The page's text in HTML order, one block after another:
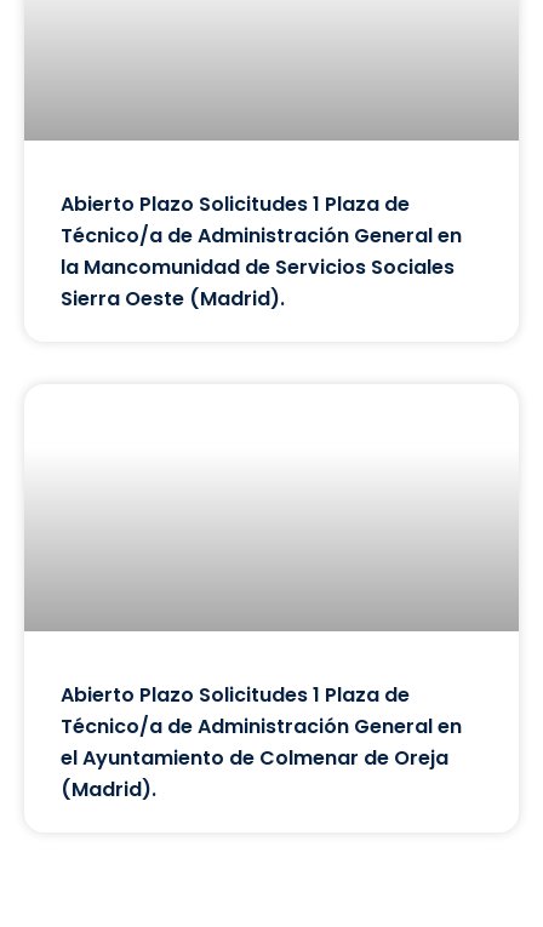
Abierto Plazo Solicitudes 1 Plaza de
Técnico/a de Administración General en
la Mancomunidad de Servicios Sociales
Sierra Oeste (Madrid).
Abierto Plazo Solicitudes 1 Plaza de
Técnico/a de Administración General en
el Ayuntamiento de Colmenar de Oreja
(Madrid).